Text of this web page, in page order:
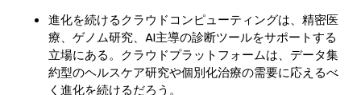
進化を続けるクラウドコンピューティングは、精密医
療、ゲノム研究、AI主導の診断ツールをサポートする
立場にある。クラウドプラットフォームは、データ集
約型のヘルスケア研究や個別化治療の需要に応えるべ
く進化を続けるだろう。